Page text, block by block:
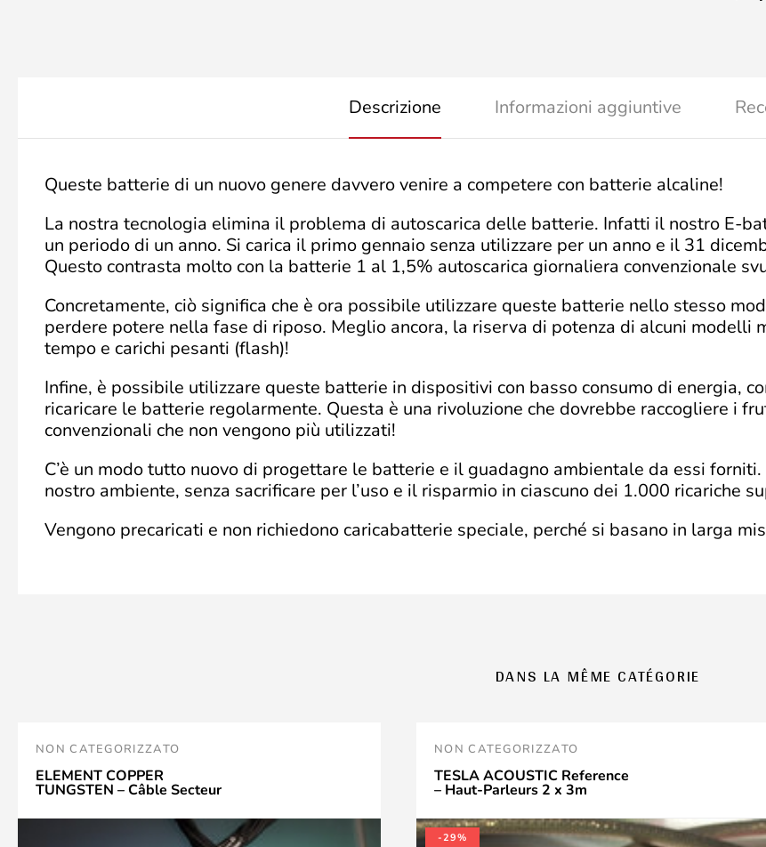
Descrizione Informazioni aggiuntive
Queste batterie di un nuovo genere davvero venire a competere con batterie alcaline!
La nostra tecnologia elimina il problema di autoscarica delle batterie. Infatti il nostro E-
un periodo di un anno. Si carica il primo gennaio senza utilizzare per un anno e il 31
Questo contrasta molto con la batterie 1 al 1,5% autoscarica giornaliera convenzionale
Concretamente, ciò significa che è ora possibile utilizzare queste batterie nello stesso
perdere potere nella fase di riposo. Meglio ancora, la riserva di potenza di alcuni
tempo e carichi pesanti (flash)!
Infine, è possibile utilizzare queste batterie in dispositivi con basso consumo di energia,
ricaricare le batterie regolarmente. Questa è una rivoluzione che dovrebbe raccogliere i
convenzionali che non vengono più utilizzati!
C’è un modo tutto nuovo di progettare le batterie e il guadagno ambientale da essi
nostro ambiente, senza sacrificare per l’uso e il risparmio in ciascuno dei 1.000 ricariche
Vengono precaricati e non richiedono caricabatterie speciale, perché si basano in larga
DANS LA MÊME CATÉGORIE
NON CATEGORIZZATO
ELEMENT COPPER
TUNGSTEN – Câble Secteur
NON CATEGORIZZATO
TESLA ACOUSTIC Reference
– Haut-Parleurs 2 x 3m
-29%